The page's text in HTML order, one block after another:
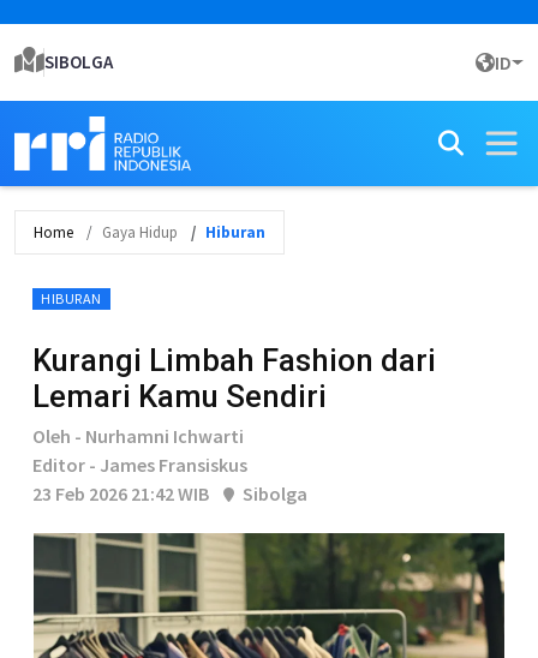
SIBOLGA ID
Home Gaya Hidup Hiburan
HIBURAN
Kurangi Limbah Fashion dari
Lemari Kamu Sendiri
Oleh - Nurhamni Ichwarti
Editor - James Fransiskus
23 Feb 2026 21:42 WIB
Sibolga